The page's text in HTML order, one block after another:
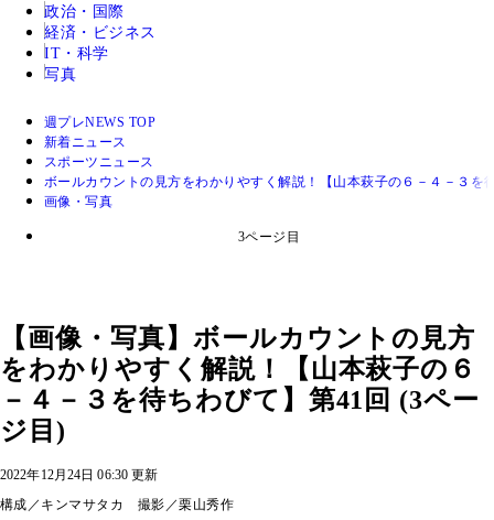
政治・国際
経済・ビジネス
IT・科学
写真
週プレNEWS TOP
新着ニュース
スポーツニュース
ボールカウントの見方をわかりやすく解説！【山本萩子の６－４－３を
画像・写真
3ページ目
【画像・写真】ボールカウントの見方
をわかりやすく解説！【山本萩子の６
－４－３を待ちわびて】第41回 (3ペー
ジ目)
2022年12月24日 06:30 更新
構成／キンマサタカ 撮影／栗山秀作